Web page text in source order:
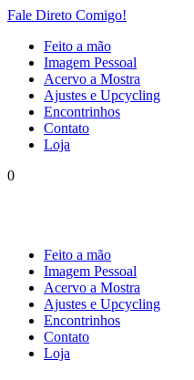
Fale Direto Comigo!
Feito a mão
Imagem Pessoal
Acervo a Mostra
Ajustes e Upcycling
Encontrinhos
Contato
Loja
0
Feito a mão
Imagem Pessoal
Acervo a Mostra
Ajustes e Upcycling
Encontrinhos
Contato
Loja